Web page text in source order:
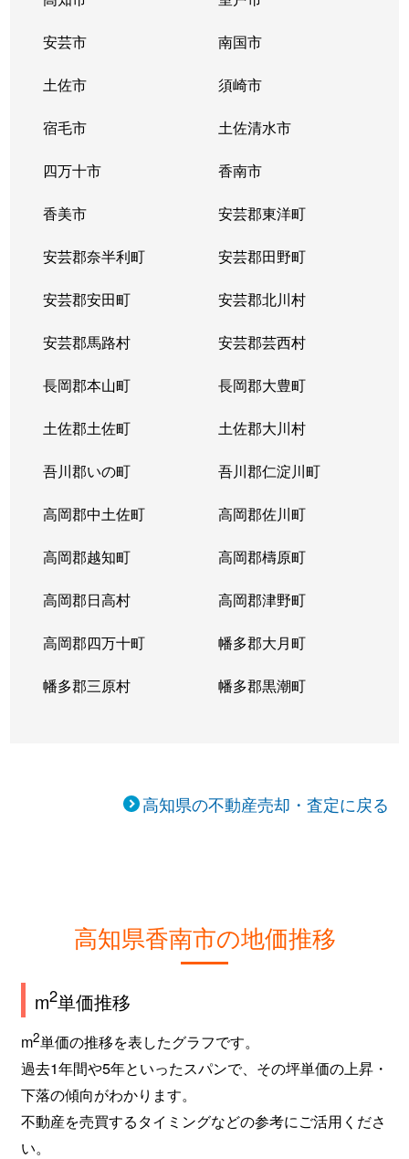
安芸市 南国市
土佐市 須崎市
宿毛市 土佐清水市
四万十市 香南市
香美市 安芸郡東洋町
安芸郡奈半利町 安芸郡田野町
安芸郡安田町 安芸郡北川村
安芸郡馬路村 安芸郡芸西村
長岡郡本山町 長岡郡大豊町
土佐郡土佐町 土佐郡大川村
吾川郡いの町 吾川郡仁淀川町
高岡郡中土佐町 高岡郡佐川町
高岡郡越知町 高岡郡檮原町
高岡郡日高村 高岡郡津野町
高岡郡四万十町 幡多郡大月町
幡多郡三原村 幡多郡黒潮町
高知県の不動産売却・査定に戻る
高知県香南市の地価推移
m2単価推移
m2単価の推移を表したグラフです。
過去1年間や5年といったスパンで、その坪単価の上昇・
下落の傾向がわかります。
不動産を売買するタイミングなどの参考にご活用くださ
い。